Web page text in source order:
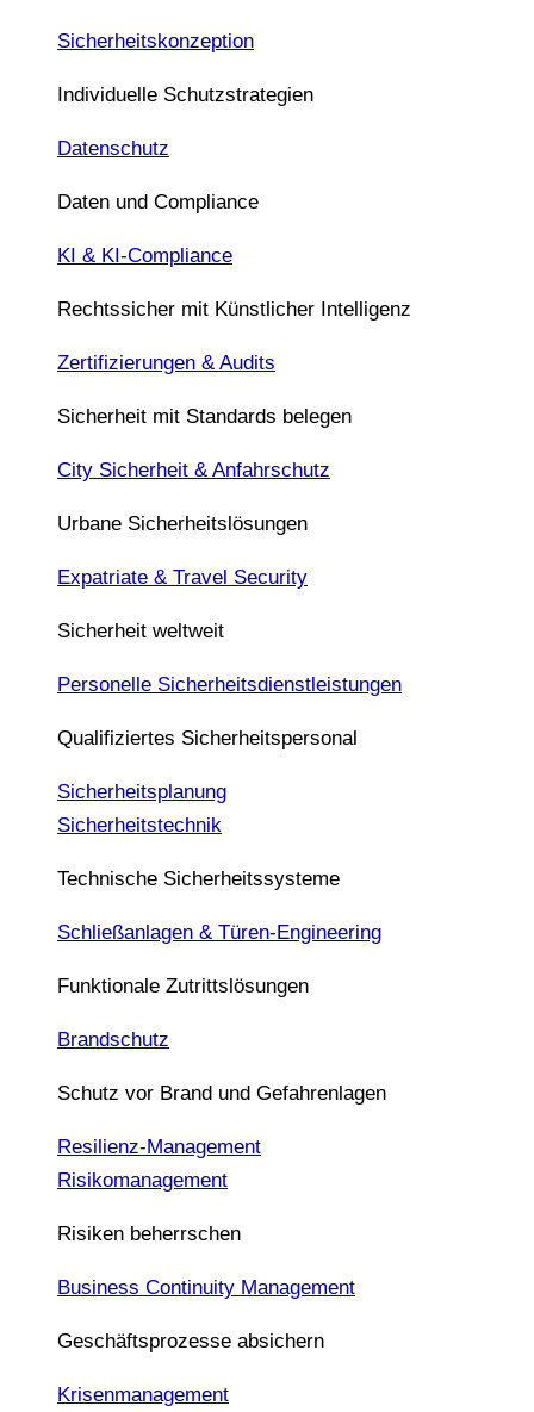
Sicherheitskonzeption
Individuelle Schutzstrategien
Datenschutz
Daten und Compliance
KI & KI-Compliance
Rechtssicher mit Künstlicher Intelligenz
Zertifizierungen & Audits
Sicherheit mit Standards belegen
City Sicherheit & Anfahrschutz
Urbane Sicherheitslösungen
Expatriate & Travel Security
Sicherheit weltweit
Personelle Sicherheitsdienstleistungen
Qualifiziertes Sicherheitspersonal
Sicherheitsplanung
Sicherheitstechnik
Technische Sicherheitssysteme
Schließanlagen & Türen-Engineering
Funktionale Zutrittslösungen
Brandschutz
Schutz vor Brand und Gefahrenlagen
Resilienz-Management
Risikomanagement
Risiken beherrschen
Business Continuity Management
Geschäftsprozesse absichern
Krisenmanagement